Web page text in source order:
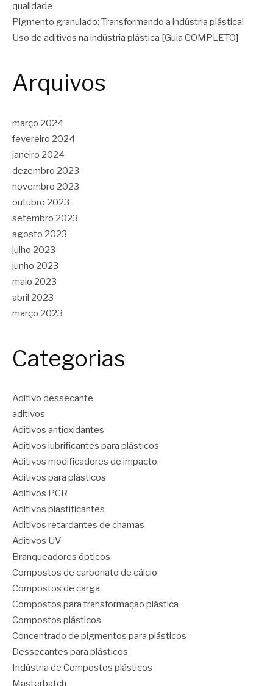
qualidade
Pigmento granulado: Transformando a indústria plástica!
Uso de aditivos na indústria plástica [Guia COMPLETO]
Arquivos
março 2024
fevereiro 2024
janeiro 2024
dezembro 2023
novembro 2023
outubro 2023
setembro 2023
agosto 2023
julho 2023
junho 2023
maio 2023
abril 2023
março 2023
Categorias
Aditivo dessecante
aditivos
Aditivos antioxidantes
Aditivos lubrificantes para plásticos
Aditivos modificadores de impacto
Aditivos para plásticos
Aditivos PCR
Aditivos plastificantes
Aditivos retardantes de chamas
Aditivos UV
Branqueadores ópticos
Compostos de carbonato de cálcio
Compostos de carga
Compostos para transformação plástica
Compostos plásticos
Concentrado de pigmentos para plásticos
Dessecantes para plásticos
Indústria de Compostos plásticos
Masterbatch